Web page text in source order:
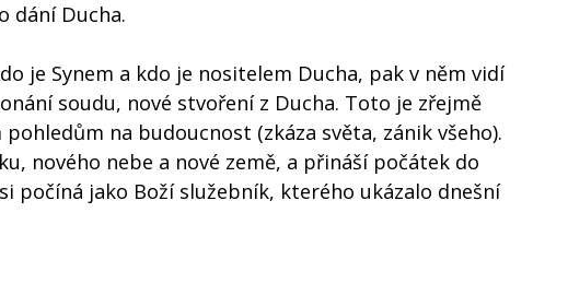
dání Ducha.
je Synem a kdo je nositelem Ducha, pak v něm vidí
soudu, nové stvoření z Ducha. Toto je zřejmě
na budoucnost (zkáza světa, zánik všeho).
nového nebe a nové země, a přináší počátek do
jako Boží služebník, kterého ukázalo dnešní